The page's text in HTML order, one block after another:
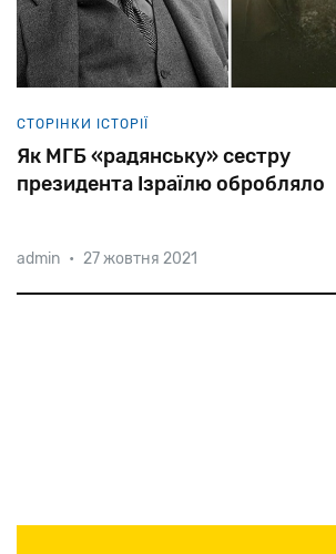
СТОРІНКИ ІСТОРІЇ
Як МГБ «радянську» сестру
президента Ізраїлю обробляло
У листопаді 1952 року в МГБ СРСР
надійшов сигнал про те, що жінка на
admin • 27 жовтня 2021